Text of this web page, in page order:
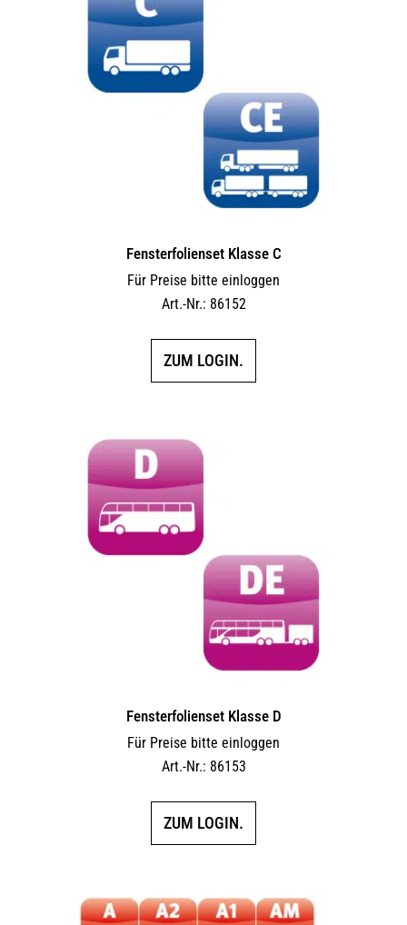
Fensterfolienset Klasse C
Für Preise bitte einloggen
Art.-Nr.: 86152
ZUM LOGIN.
Fensterfolienset Klasse D
Für Preise bitte einloggen
Art.-Nr.: 86153
ZUM LOGIN.